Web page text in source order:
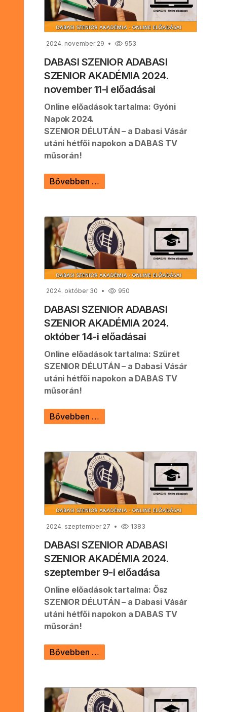
2024. november 29 953
DABASI SZENIOR ADABASI
SZENIOR AKADÉMIA 2024.
november 11-i előadásai
Online előadások tartalma: Gyóni
Napok 2024.
SZENIOR DÉLUTÁN – a Dabasi Vásár
utáni hétfői napokon a DABAS TV
műsorán!
Bővebben …
2024. október 30 950
DABASI SZENIOR ADABASI
SZENIOR AKADÉMIA 2024.
október 14-i előadásai
Online előadások tartalma: Szüret
SZENIOR DÉLUTÁN – a Dabasi Vásár
utáni hétfői napokon a DABAS TV
műsorán!
Bővebben …
2024. szeptember 27 1383
DABASI SZENIOR ADABASI
SZENIOR AKADÉMIA 2024.
szeptember 9-i előadása
Online előadások tartalma: Ősz
SZENIOR DÉLUTÁN – a Dabasi Vásár
utáni hétfői napokon a DABAS TV
műsorán!
Bővebben …